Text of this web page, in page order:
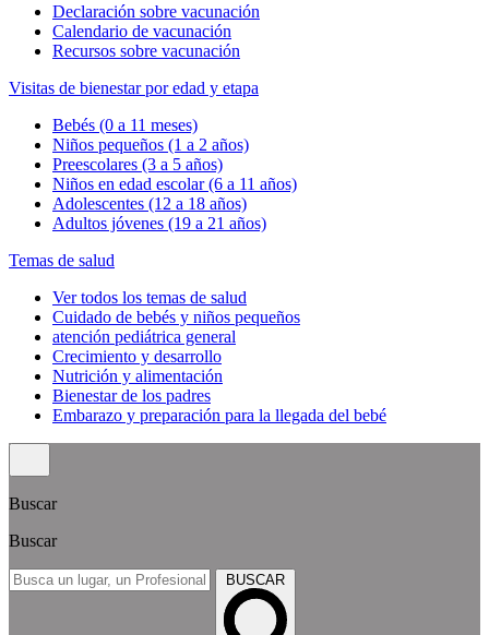
Declaración sobre vacunación
Calendario de vacunación
Recursos sobre vacunación
Visitas de bienestar por edad y etapa
Bebés (0 a 11 meses)
Niños pequeños (1 a 2 años)
Preescolares (3 a 5 años)
Niños en edad escolar (6 a 11 años)
Adolescentes (12 a 18 años)
Adultos jóvenes (19 a 21 años)
Temas de salud
Ver todos los temas de salud
Cuidado de bebés y niños pequeños
atención pediátrica general
Crecimiento y desarrollo
Nutrición y alimentación
Bienestar de los padres
Embarazo y preparación para la llegada del bebé
Buscar
Buscar
BUSCAR